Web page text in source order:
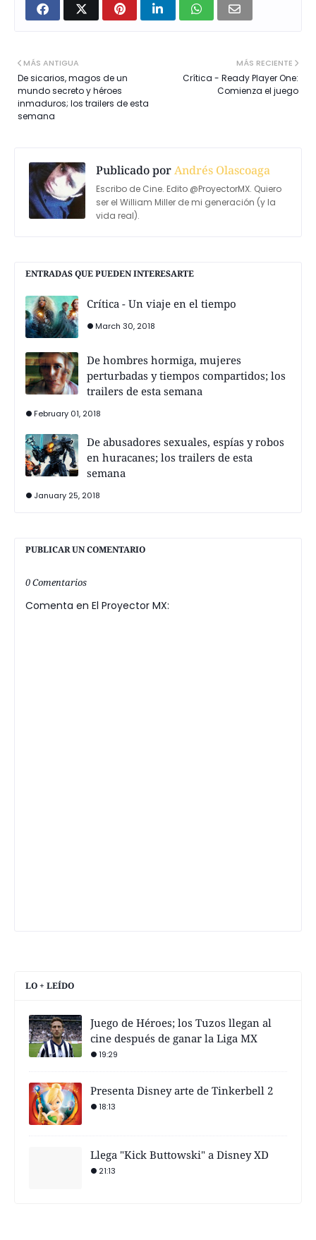
MÁS RECIENTE
Crítica - Ready Player One:
Comienza el juego
MÁS ANTIGUA
De sicarios, magos de un
mundo secreto y héroes
inmaduros; los trailers de esta
semana
Publicado porAndrés Olascoaga
Escribo de Cine. Edito @ProyectorMX. Quiero
ser el William Miller de mi generación (y la
vida real).
ENTRADAS QUE PUEDEN INTERESARTE
Crítica - Un viaje en el tiempo
March 30, 2018
De hombres hormiga, mujeres
perturbadas y tiempos compartidos; los
trailers de esta semana
February 01, 2018
De abusadores sexuales, espías y robos
en huracanes; los trailers de esta
semana
January 25, 2018
PUBLICAR UN COMENTARIO
0 Comentarios
Comenta en El Proyector MX:
LO + LEÍDO
Juego de Héroes; los Tuzos llegan al
cine después de ganar la Liga MX
19:29
Presenta Disney arte de Tinkerbell 2
18:13
Llega "Kick Buttowski" a Disney XD
21:13